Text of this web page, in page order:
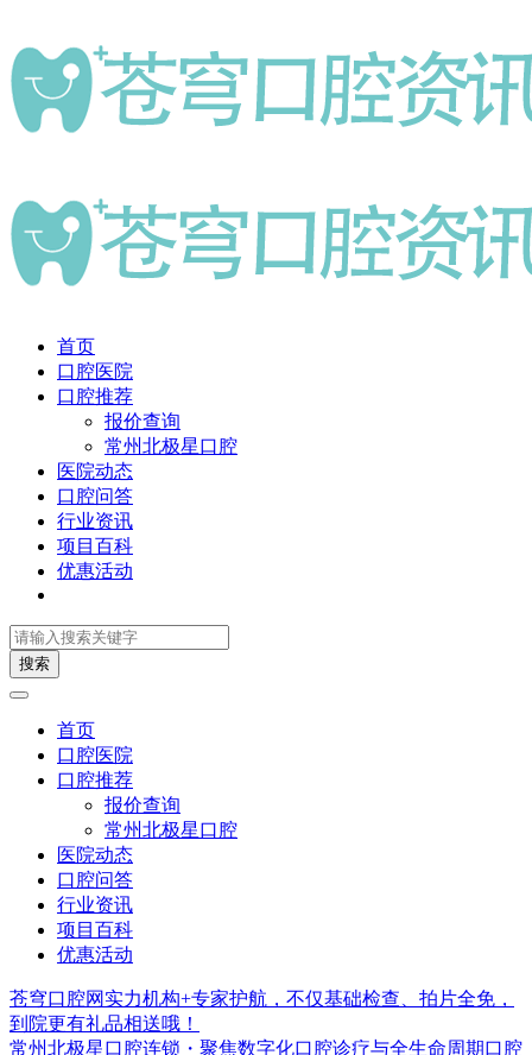
首页
口腔医院
口腔推荐
报价查询
常州北极星口腔
医院动态
口腔问答
行业资讯
项目百科
优惠活动
搜索
首页
口腔医院
口腔推荐
报价查询
常州北极星口腔
医院动态
口腔问答
行业资讯
项目百科
优惠活动
苍穹口腔网实力机构+专家护航，不仅基础检查、拍片全免，
到院更有礼品相送哦！
常州北极星口腔连锁・聚焦数字化口腔诊疗与全生命周期口腔